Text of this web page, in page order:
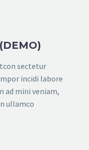
sectetur
incidi labore
ad mini veniam,
ullamco